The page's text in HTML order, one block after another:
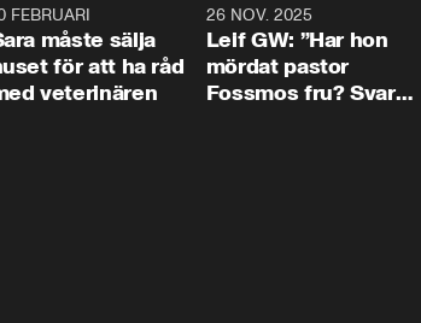
FEBRUARI
måste sälja
för att ha råd
veterinären
26 NOV. 2025
Leif GW: ”Har hon
mördat pastor
Fossmos fru? Svar